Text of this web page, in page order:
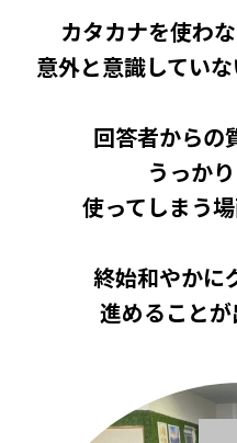
カタカナを使わ
意外と意識してい
回答者からの
うっか
使ってしまう
終始和やかに
進めること